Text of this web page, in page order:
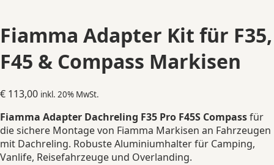
Fiamma Adapter Kit für F35,
F45 & Compass Markisen
€ 113,00 inkl. 20% MwSt.
Fiamma Adapter Dachreling F35 Pro F45S Compassfür
die sichere Montage von Fiamma Markisen an Fahrzeugen
mit Dachreling. Robuste Aluminiumhalter für Camping,
Vanlife, Reisefahrzeuge und Overlanding.